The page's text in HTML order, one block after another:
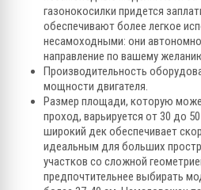
газонокосилки придется
обеспечивают более легкое
несамоходными: они
направление по вашему
Производительность
мощности двигателя.
Размер площади, которую
проход, варьируется от 30 до
широкий дек обеспечивает
идеальным для больших
участков со сложной
предпочтительнее выбирать